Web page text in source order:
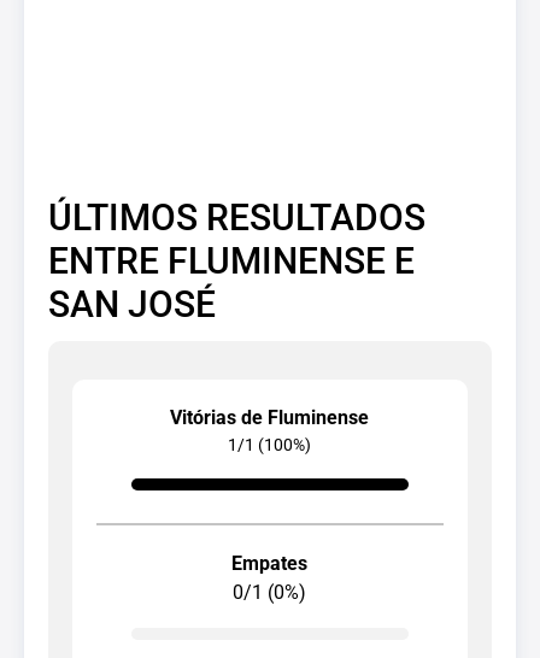
ÚLTIMOS RESULTADOS
ENTRE FLUMINENSE E
SAN JOSÉ
Vitórias de Fluminense
1/1 (100%)
Empates
0/1 (0%)